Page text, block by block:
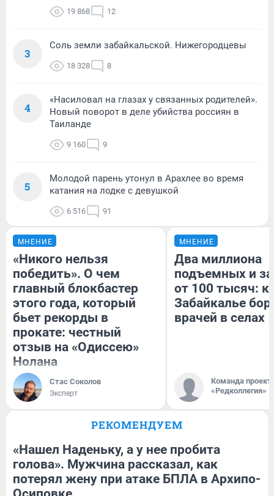
19 868 12
3
Соль земли забайкальской. Нижегородцевы
18 328 8
4
«Насиловал на глазах у связанных родителей».
Новый поворот в деле убийства россиян в
Таиланде
9 160 9
5
Молодой парень утонул в Арахлее во время
катания на лодке с девушкой
6 516 91
МНЕНИЕ
«Никого нельзя
победить». О чем
главный блокбастер
этого года, который
бьет рекорды в
прокате: честный
отзыв на «Одиссею»
Нолана
Стас Соколов
Эксперт
МНЕНИЕ
Два миллиона
подъемных и
от 100 тысяч:
Забайкалье
врачей в селах
Команда
«Редколлегия»
РЕКОМЕНДУЕМ
«Нашел Наденьку, а у нее пробита
голова». Мужчина рассказал, как
потерял жену при атаке БПЛА в Архипо-